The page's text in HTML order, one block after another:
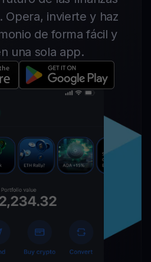
Opera, invierte y haz
de forma fácil y
una sola app.